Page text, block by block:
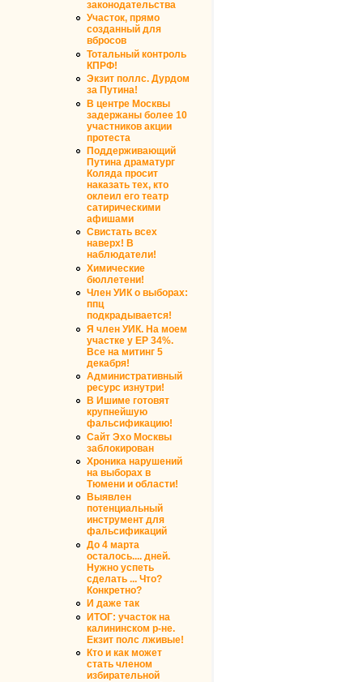
законодательства
Участок, прямо
созданный для
вбросов
Тотальный контроль
КПРФ!
Экзит поллс. Дурдом
за Путина!
В центре Москвы
задержаны более 10
участников акции
протеста
Поддерживающий
Путина драматург
Коляда просит
наказать тех, кто
оклеил его театр
сатирическими
афишами
Свистать всех
наверх! В
наблюдатели!
Химические
бюллетени!
Член УИК о выборах:
ппц
подкрадывается!
Я член УИК. На моем
участке у ЕР 34%.
Все на митинг 5
декабря!
Административный
ресурс изнутри!
В Ишиме готовят
крупнейшую
фальсификацию!
Сайт Эхо Москвы
заблокирован
Хроника нарушений
на выборах в
Тюмени и области!
Выявлен
потенциальный
инструмент для
фальсификаций
До 4 марта
осталось.... дней.
Нужно успеть
сделать ... Что?
Конкретно?
И даже так
ИТОГ: участок на
калининском р-не.
Екзит полс лживые!
Кто и как может
стать членом
избирательной